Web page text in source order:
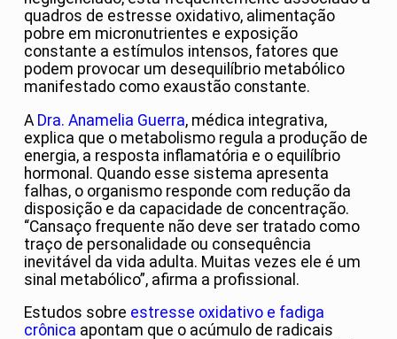
quadros de estresse oxidativo, alimentação
pobre em micronutrientes e exposição
constante a estímulos intensos, fatores que
podem provocar um desequilíbrio metabólico
manifestado como exaustão constante.
A Dra. Anamelia Guerra, médica integrativa,
explica que o metabolismo regula a produção de
energia, a resposta inflamatória e o equilíbrio
hormonal. Quando esse sistema apresenta
falhas, o organismo responde com redução da
disposição e da capacidade de concentração.
“Cansaço frequente não deve ser tratado como
traço de personalidade ou consequência
inevitável da vida adulta. Muitas vezes ele é um
sinal metabólico”, afirma a profissional.
Estudos sobre estresse oxidativo e fadiga
crônica apontam que o acúmulo de radicais